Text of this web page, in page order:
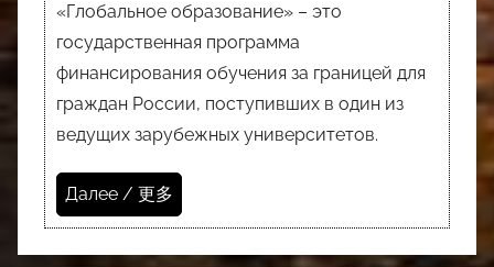
«Глобальное образование» – это
государственная программа
финансирования обучения за границей для
граждан России, поступивших в один из
ведущих зарубежных университетов.
Далее / 更多